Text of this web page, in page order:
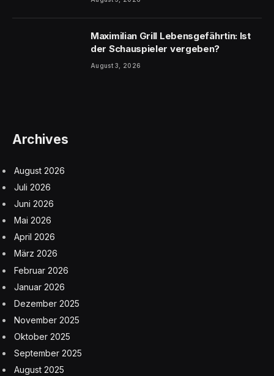
Maximilian Grill Lebensgefährtin: Ist
der Schauspieler vergeben?
August 3, 2026
Archives
August 2026
Juli 2026
Juni 2026
Mai 2026
April 2026
März 2026
Februar 2026
Januar 2026
Dezember 2025
November 2025
Oktober 2025
September 2025
August 2025